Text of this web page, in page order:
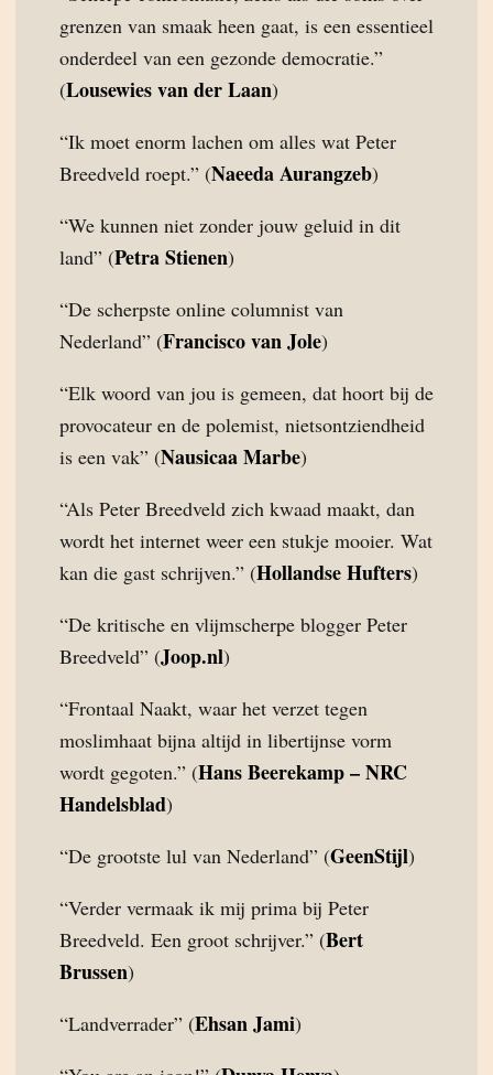
grenzen van smaak heen gaat, is een essentieel
onderdeel van een gezonde democratie.”
(Lousewies van der Laan)
“Ik moet enorm lachen om alles wat Peter
Breedveld roept.” (Naeeda Aurangzeb)
“We kunnen niet zonder jouw geluid in dit
land” (Petra Stienen)
“De scherpste online columnist van
Nederland” (Francisco van Jole)
“Elk woord van jou is gemeen, dat hoort bij de
provocateur en de polemist, nietsontziendheid
is een vak” (Nausicaa Marbe)
“Als Peter Breedveld zich kwaad maakt, dan
wordt het internet weer een stukje mooier. Wat
kan die gast schrijven.” (Hollandse Hufters)
“De kritische en vlijmscherpe blogger Peter
Breedveld” (Joop.nl)
“Frontaal Naakt, waar het verzet tegen
moslimhaat bijna altijd in libertijnse vorm
wordt gegoten.” (Hans Beerekamp – NRC
Handelsblad)
“De grootste lul van Nederland” (GeenStijl)
“Verder vermaak ik mij prima bij Peter
Breedveld. Een groot schrijver.” (Bert
Brussen)
“Landverrader” (Ehsan Jami)